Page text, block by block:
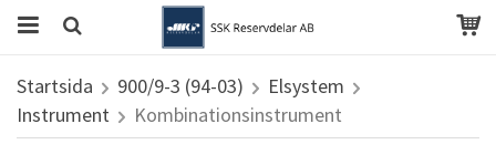
Startsida 900/9-3 (94-03)
Elsystem
Instrument
Kombinationsinstrument